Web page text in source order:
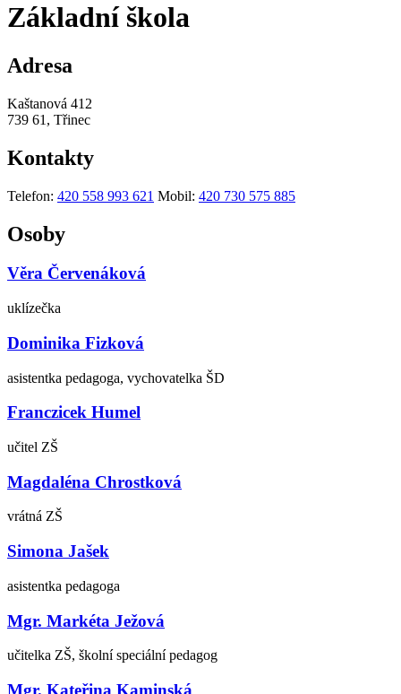
Základní škola
Adresa
Kaštanová 412
739 61, Třinec
Kontakty
Telefon: 420 558 993 621 Mobil: 420 730 575 885
Osoby
Věra Červenáková
uklízečka
Dominika Fizková
asistentka pedagoga, vychovatelka ŠD
Franczicek Humel
učitel ZŠ
Magdaléna Chrostková
vrátná ZŠ
Simona Jašek
asistentka pedagoga
Mgr. Markéta Ježová
učitelka ZŠ, školní speciální pedagog
Mgr. Kateřina Kaminská